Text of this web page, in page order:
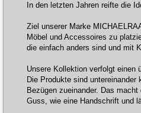
In den letzten Jahren reifte die
Ziel unserer Marke
Möbel und Accessoires zu
die einfach anders sind und mit
Unsere Kollektion verfolgt einen
Die Produkte sind
Bezügen zueinander. Das
Guss, wie eine Handschrift und